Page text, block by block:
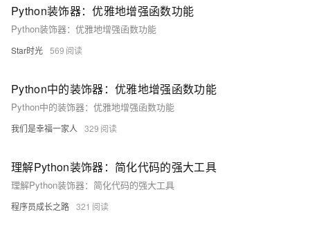
Python装饰器：优雅地增强函数功能
Python装饰器：优雅地增强函数功能
Star时光 569
Python中的装饰器：优雅地增强函数功能
Python中的装饰器：优雅地增强函数功能
我们是幸福一家人 329
理解Python装饰器：简化代码的强大工具
理解Python装饰器：简化代码的强大工具
程序员成长之路 321